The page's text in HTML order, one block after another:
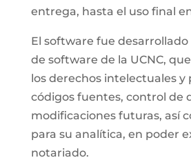
entrega, hasta el uso final
El software fue
de software de la UCNC,
los derechos intelectuales y
códigos fuentes, control de
modificaciones futuras, así
para su analítica, en poder
notariado.